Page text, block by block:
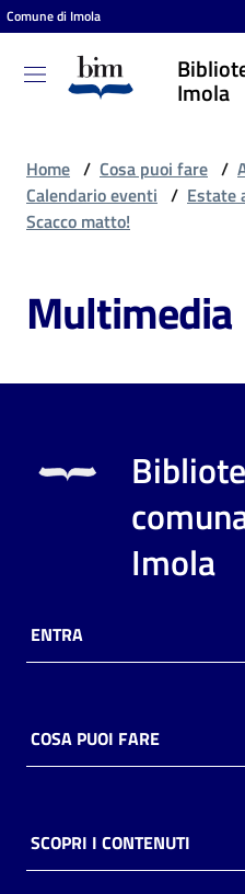
Vai al contenuto
Vai alla navigazione
Vai al footer
Comune di Imola
Imola
Biblioteca
comunale
Cosa
fare
Scopri
online
Piani
Home / Cosa puoi fare /
Calendario eventi / Estate
Scacco matto!
Multimedia
Imola
ENTRA
COSA PUOI FARE
SCOPRI I CONTENUTI